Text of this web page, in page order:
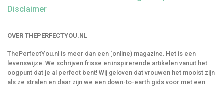
Disclaimer
OVER THEPERFECTYOU.NL
ThePerfectYou.nl is meer dan een (online) magazine. Het is een
levenswijze. We schrijven frisse en inspirerende artikelen vanuit het
oogpunt dat je al perfect bent! Wij geloven dat vrouwen het mooist zijn
als ze stralen en daar zijn we een down-to-earth gids voor met een